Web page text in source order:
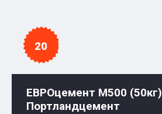
20
ЕВРОцемент М500 (50кг)
Портландцемент